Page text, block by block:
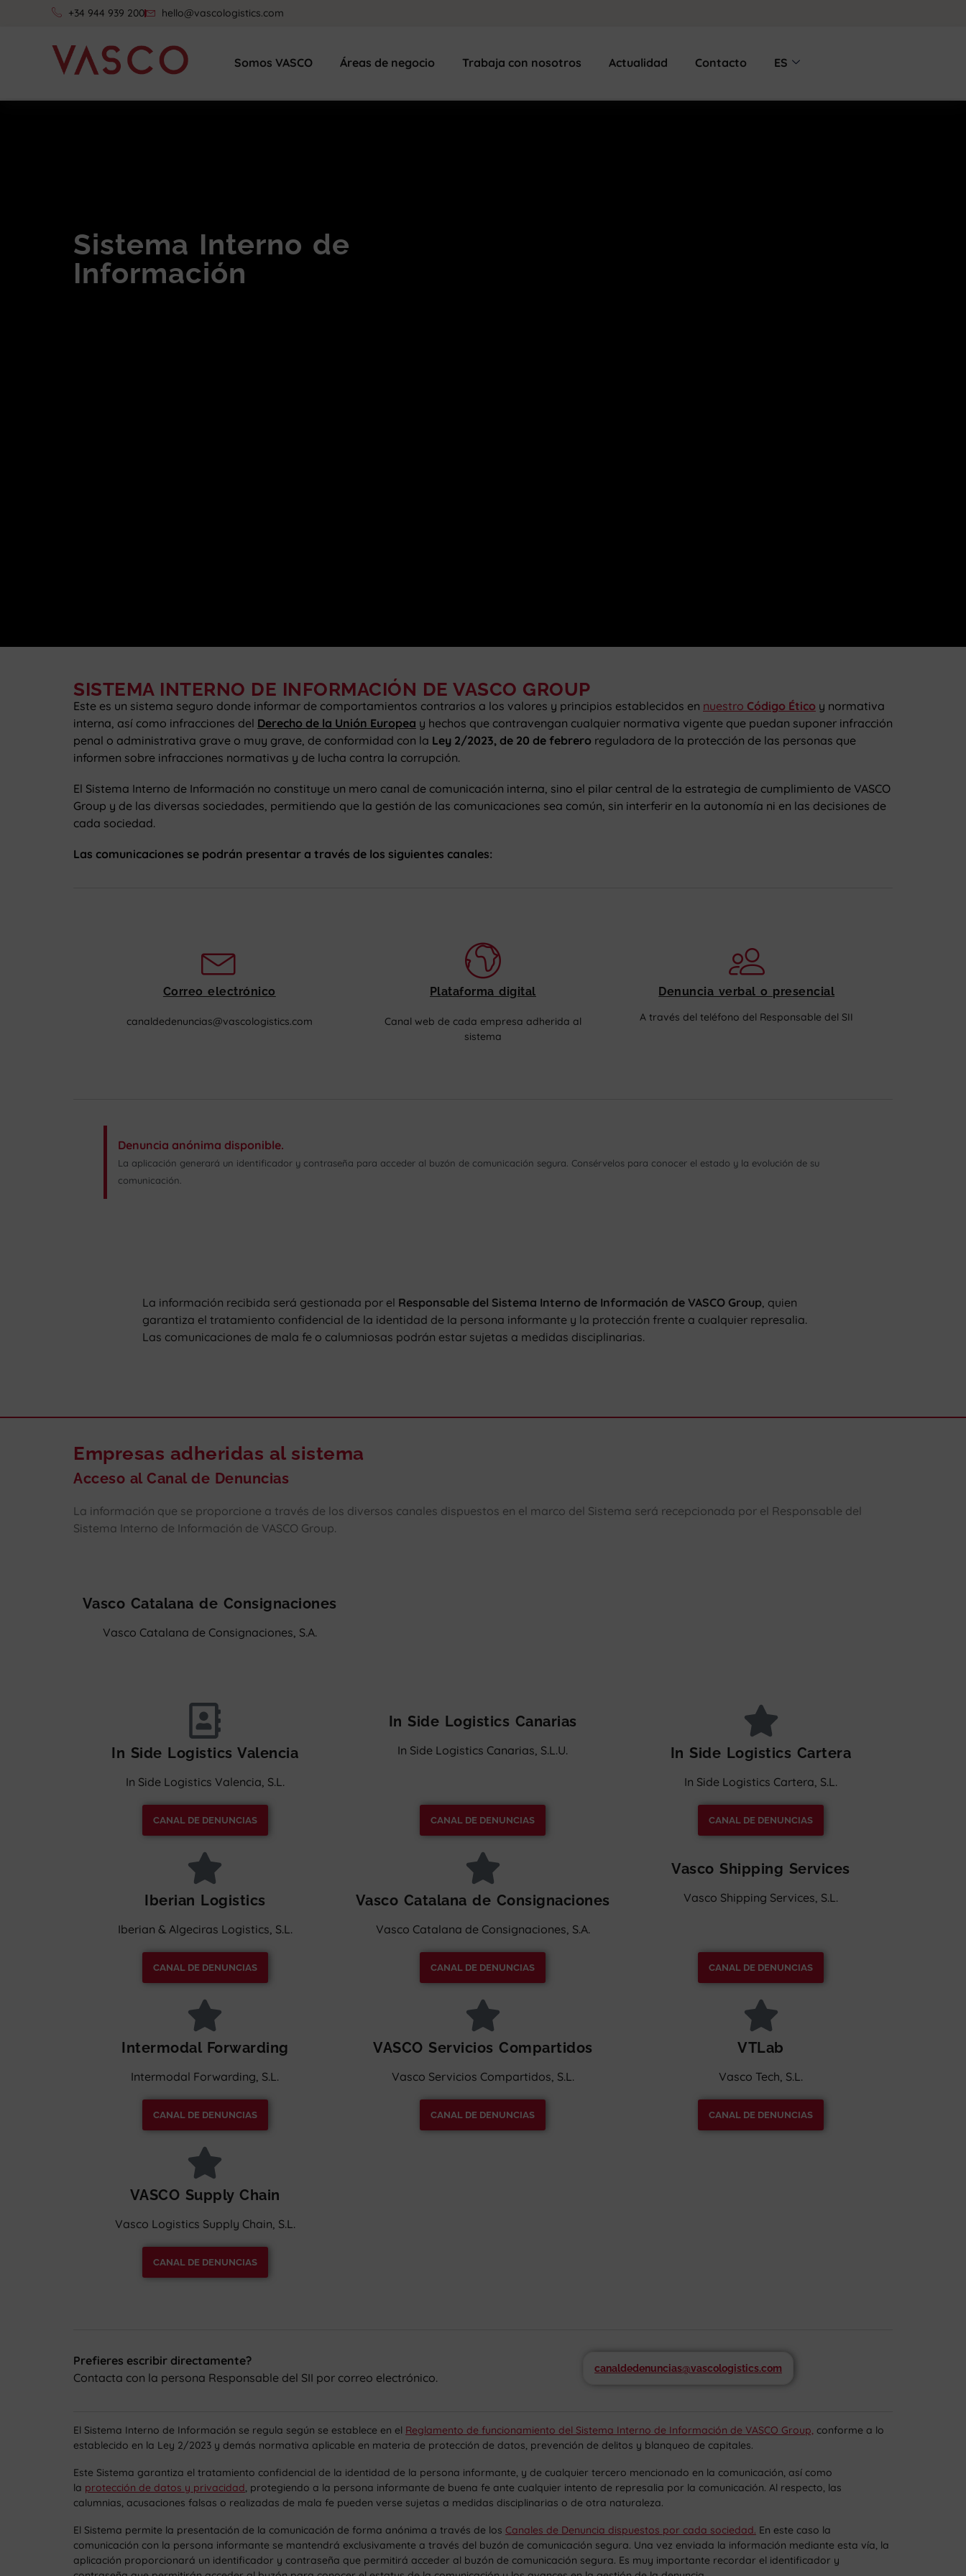
+34 944 939 200 hello@vascologistics.com
Somos VASCO Áreas de negocio Trabaja con nosotros Actualidad Contacto ES
Sistema Interno de
Información
SISTEMA INTERNO DE INFORMACIÓN DE VASCO GROUP
Este es un sistema seguro donde informar de comportamientos contrarios a los valores y principios establecidos en nuestro Código Ético y normativa
interna, así como infracciones del Derecho de la Unión Europea y hechos que contravengan cualquier normativa vigente que puedan suponer infracción
penal o administrativa grave o muy grave, de conformidad con la Ley 2/2023, de 20 de febrero reguladora de la protección de las personas que
informen sobre infracciones normativas y de lucha contra la corrupción.
El Sistema Interno de Información no constituye un mero canal de comunicación interna, sino el pilar central de la estrategia de cumplimiento de VASCO
Group y de las diversas sociedades, permitiendo que la gestión de las comunicaciones sea común, sin interferir en la autonomía ni en las decisiones de
cada sociedad.
Las comunicaciones se podrán presentar a través de los siguientes canales:
Correo electrónico
canaldedenuncias@vascologistics.com
Plataforma digital
Canal web de cada empresa adherida al
sistema
Denuncia verbal o presencial
A través del teléfono del Responsable del SII
Denuncia anónima disponible.
La aplicación generará un identificador y contraseña para acceder al buzón de comunicación segura. Consérvelos para conocer el estado y la evolución de su
comunicación.
La información recibida será gestionada por el Responsable del Sistema Interno de Información de VASCO Group , quien
garantiza el tratamiento confidencial de la identidad de la persona informante y la protección frente a cualquier represalia.
Las comunicaciones de mala fe o calumniosas podrán estar sujetas a medidas disciplinarias.
Empresas adheridas al sistema
Acceso al Canal de Denuncias
La información que se proporcione a través de los diversos canales dispuestos en el marco del Sistema será recepcionada por el Responsable del
Sistema Interno de Información de VASCO Group.
Vasco Catalana de Consignaciones
Vasco Catalana de Consignaciones, S.A.
In Side Logistics Valencia
In Side Logistics Valencia, S.L.
In Side Logistics Canarias
In Side Logistics Canarias, S.L.U. In Side Logistics Cartera
In Side Logistics Cartera, S.L.
CANAL DE DENUNCIAS CANAL DE DENUNCIAS CANAL DE DENUNCIAS
Iberian Logistics
Iberian & Algeciras Logistics, S.L.
Vasco Catalana de Consignaciones
Vasco Catalana de Consignaciones, S.A.
Vasco Shipping Services
Vasco Shipping Services, S.L.
CANAL DE DENUNCIAS CANAL DE DENUNCIAS CANAL DE DENUNCIAS
Intermodal Forwarding
Intermodal Forwarding, S.L.
VASCO Servicios Compartidos
Vasco Servicios Compartidos, S.L.
VTLab
Vasco Tech, S.L.
CANAL DE DENUNCIAS CANAL DE DENUNCIAS CANAL DE DENUNCIAS
VASCO Supply Chain
Vasco Logistics Supply Chain, S.L.
CANAL DE DENUNCIAS
Prefieres escribir directamente?
Contacta con la persona Responsable del SII por correo electrónico.
canaldedenuncias@vascologistics.com
El Sistema Interno de Información se regula según se establece en el Reglamento de funcionamiento del Sistema Interno de Información de VASCO Group, conforme a lo
establecido en la Ley 2/2023 y demás normativa aplicable en materia de protección de datos, prevención de delitos y blanqueo de capitales.
Este Sistema garantiza el tratamiento confidencial de la identidad de la persona informante, y de cualquier tercero mencionado en la comunicación, así como
la protección de datos y privacidad, protegiendo a la persona informante de buena fe ante cualquier intento de represalia por la comunicación. Al respecto, las
calumnias, acusaciones falsas o realizadas de mala fe pueden verse sujetas a medidas disciplinarias o de otra naturaleza.
El Sistema permite la presentación de la comunicación de forma anónima a través de los Canales de Denuncia dispuestos por cada sociedad. En este caso la
comunicación con la persona informante se mantendrá exclusivamente a través del buzón de comunicación segura. Una vez enviada la información mediante esta vía, la
aplicación proporcionará un identificador y contraseña que permitirá acceder al buzón de comunicación segura. Es muy importante recordar el identificador y